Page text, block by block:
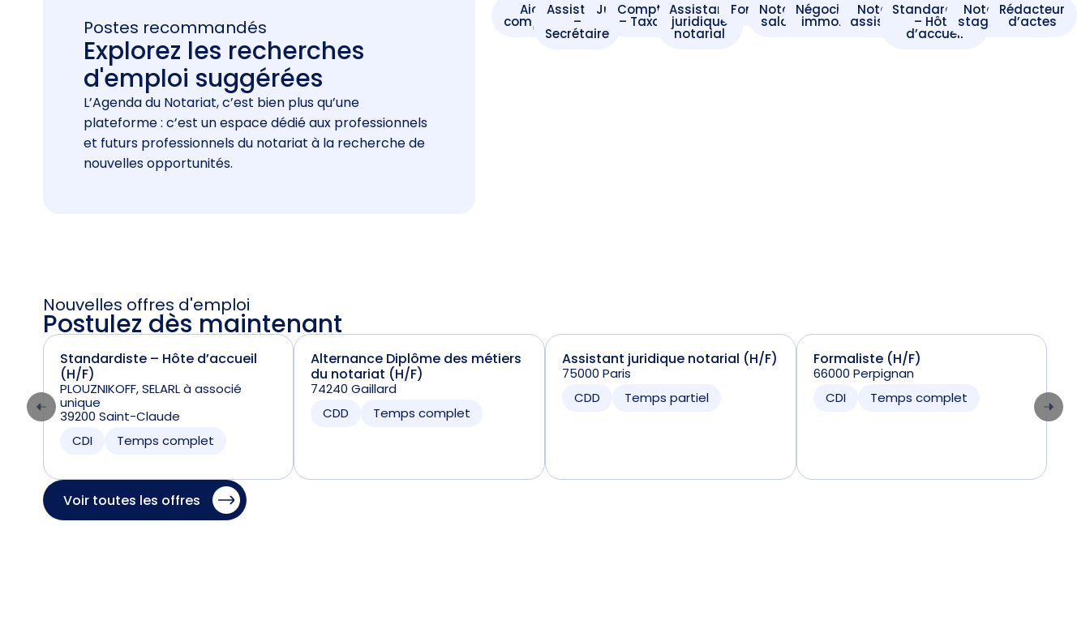
Postes recommandés
Explorez les recherches
d'emploi suggérées
L’Agenda du Notariat, c’est bien plus qu’une
plateforme : c’est un espace dédié aux professionnels
et futurs professionnels du notariat à la recherche de
nouvelles opportunités.
Aide -
comptable
Assistant
–
Secrétaire
JuristeComptable
– Taxateur
Assistant
juridique
notarial
Formaliste
Notaire
salarié
Négociateur
immobilier
Notaire
assistant
Standardiste
– Hôte
d’accueil
Notaire
stagiaire
Rédacteur
d’actes
Nouvelles offres d'emploi
Postulez dès maintenant
Standardiste – Hôte d’accueil
(H/F)
PLOUZNIKOFF, SELARL à associé
unique
39200 Saint-Claude
CDI
Temps complet
Alternance Diplôme des métiers
du notariat (H/F)
74240 Gaillard
CDD
Temps complet
Assistant juridique notarial (H/F)
75000 Paris
CDD
Temps partiel
Formaliste (H/F)
66000 Perpignan
CDI
Temps complet
Voir toutes les offres